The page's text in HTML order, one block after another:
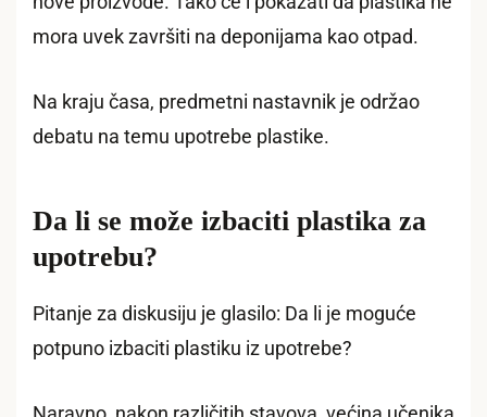
mora uvek završiti na deponijama kao otpad.
Na kraju časa, predmetni nastavnik je održao
debatu na temu upotrebe plastike.
Da li se može izbaciti plastika za
upotrebu?
Pitanje za diskusiju je glasilo: Da li je moguće
potpuno izbaciti plastiku iz upotrebe?